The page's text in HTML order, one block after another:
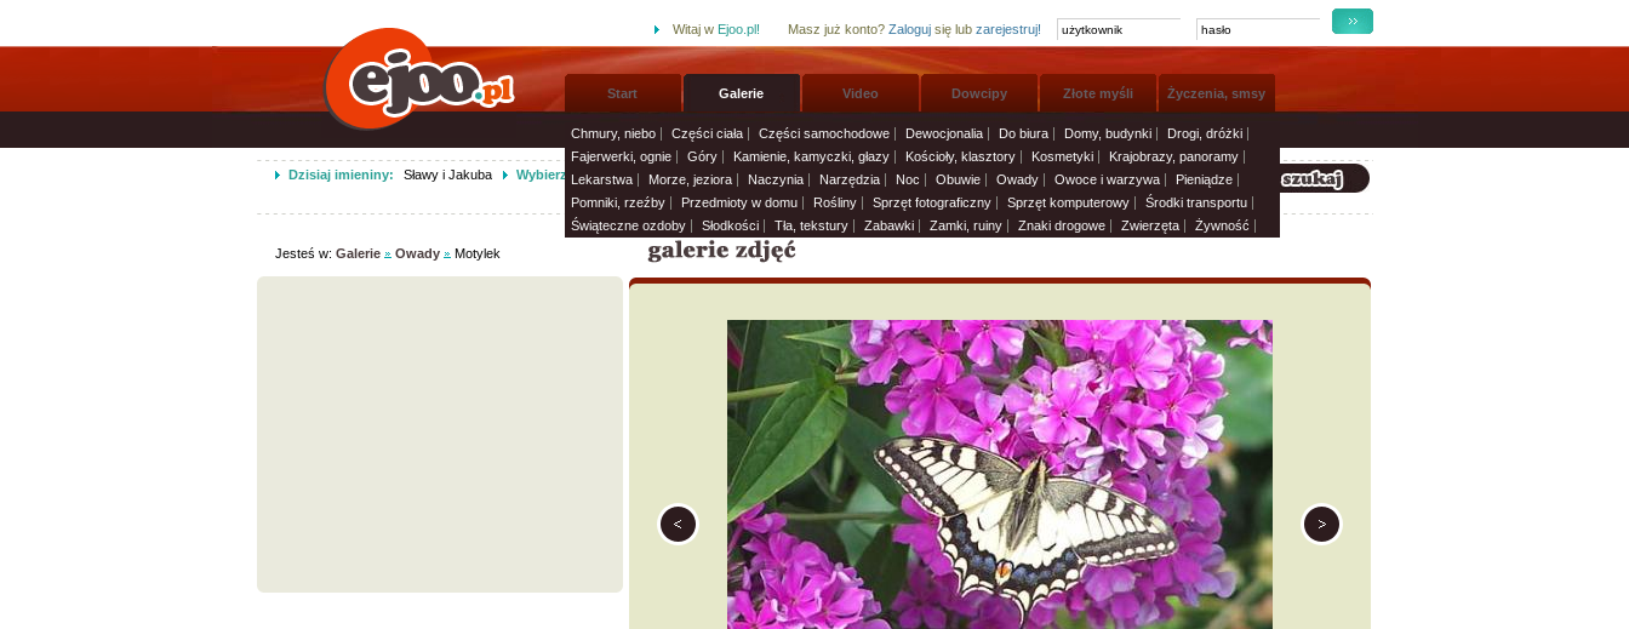
Witaj w Ejoo.pl! Masz już konto? Zalogujsię lub zarejestruj!
Start Galerie
Chmury, niebo Części ciała Części samochodowe Dewocjonalia Do biura Domy, budynki
Drogi, dróżki
Fajerwerki, ognie
Góry Kamienie, kamyczki, głazy Kościoły, klasztory Kosmetyki
Krajobrazy, panoramy
Lekarstwa
Morze, jeziora Naczynia Narzędzia Noc Obuwie Owady Owoce i warzywa
Pieniądze
Pomniki, rzeźby
Przedmioty w domu Rośliny Sprzęt fotograficzny Sprzęt komputerowy
Środki transportu
Świąteczne ozdoby
Słodkości Tła, tekstury Zabawki Zamki, ruiny Znaki drogowe Zwierzęta Żywność
Video Dowcipy Złote myśli Życzenia, smsy
Dzisiaj imieniny: Sławy i Jakuba Wybierz życzenia imieninowe i wyślij solenizantom: Życzenia i smsy»
Jesteś w: Galerie Owady Motylek